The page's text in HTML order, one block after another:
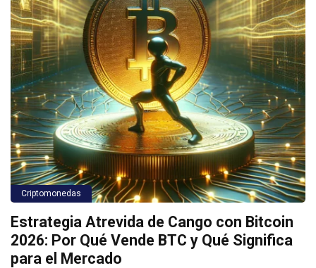
Criptomonedas
Estrategia Atrevida de Cango con Bitcoin
2026: Por Qué Vende BTC y Qué Significa
para el Mercado